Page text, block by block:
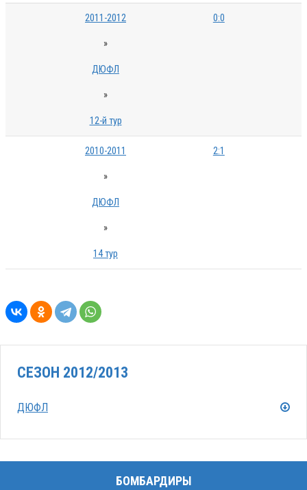
2011-2012
»
ДЮФЛ
»
12-й тур
0:0
2010-2011
»
ДЮФЛ
»
14 тур
2:1
СЕЗОН 2012/2013
ДЮФЛ
БОМБАРДИРЫ